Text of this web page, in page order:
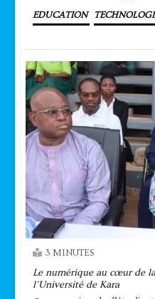
EDUCATION
3 MINUTES
Le numérique au cœur de
l’Université de Kara